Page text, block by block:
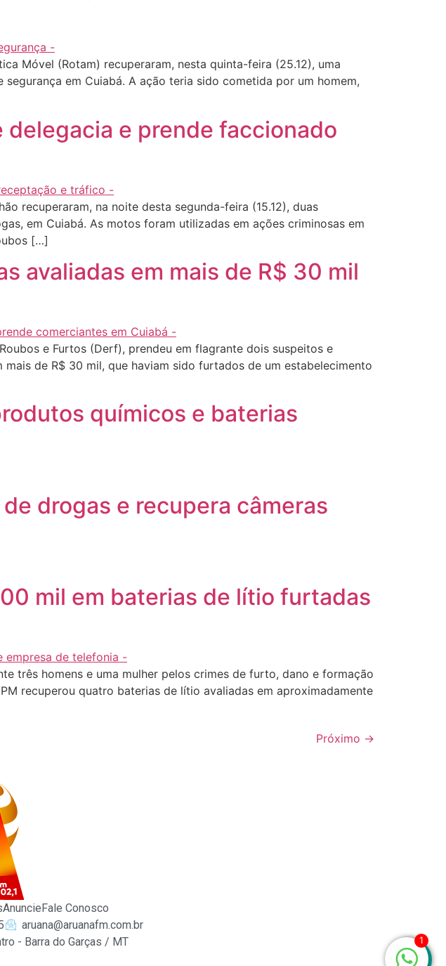
Móvel (Rotam) recuperaram, nesta quinta-feira (25.12), uma
em Cuiabá. A ação teria sido cometida por um homem,
e prende faccionado
recuperaram, na noite desta segunda-feira (15.12), duas
em Cuiabá. As motos foram utilizadas em ações criminosas em
[…]
avaliadas em mais de R$ 30 mil
e Furtos (Derf), prendeu em flagrante dois suspeitos e
de R$ 30 mil, que haviam sido furtados de um estabelecimento
químicos e baterias
drogas e recupera câmeras
mil em baterias de lítio furtadas
três homens e uma mulher pelos crimes de furto, dano e formação
recuperou quatro baterias de lítio avaliadas em aproximadamente
Próximo →
Anuncie Fale Conosco
aruana@aruanafm.com.br
- Barra do Garças / MT
1